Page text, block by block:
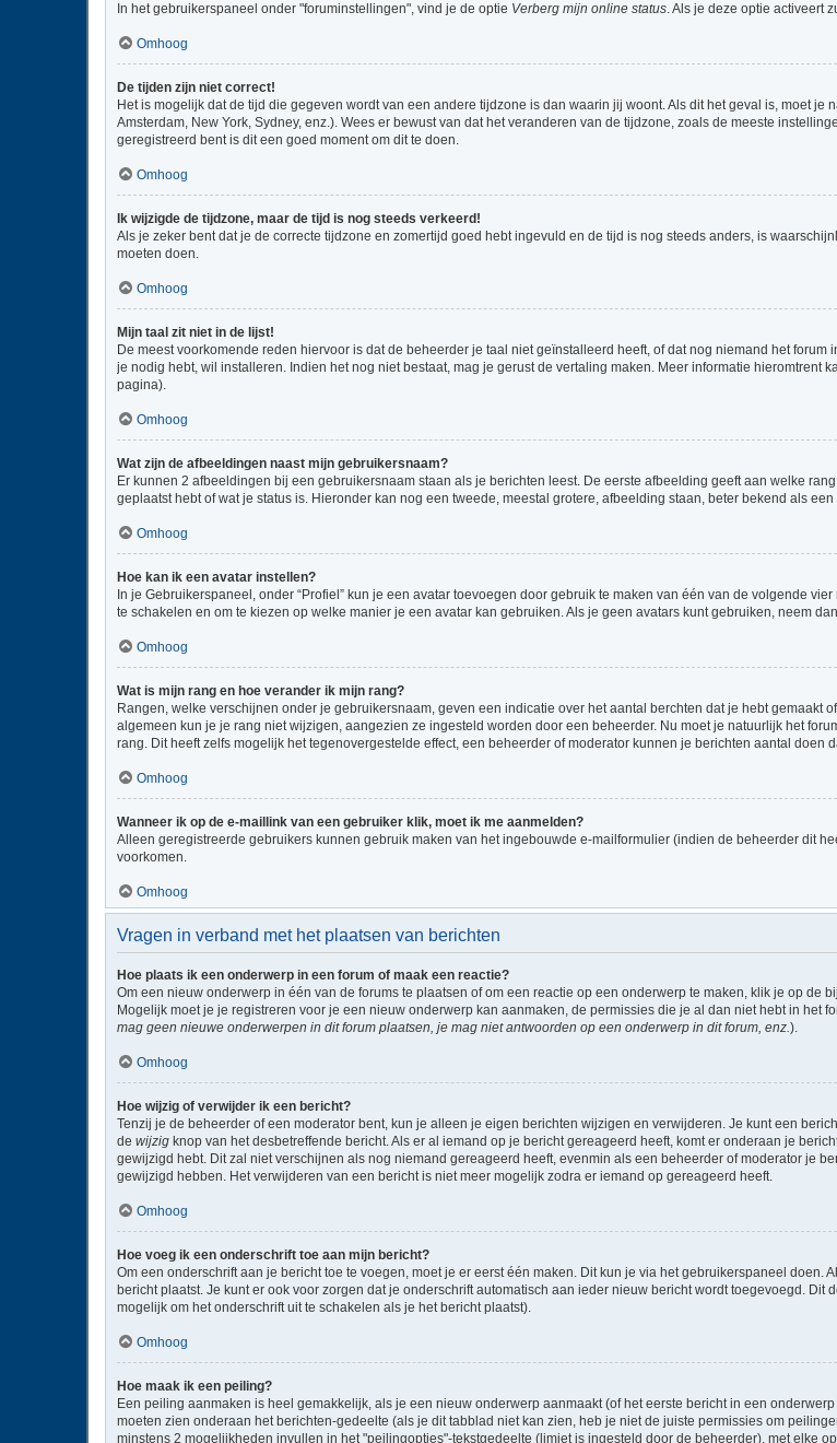
In het gebruikerspaneel onder "foruminstellingen", vind je de optie Verberg mijn online status. Als je deze optie activeert
Omhoog
De tijden zijn niet correct!
Het is mogelijk dat de tijd die gegeven wordt van een andere tijdzone is dan waarin jij woont. Als dit het geval is, moet
Amsterdam, New York, Sydney, enz.). Wees er bewust van dat het veranderen van de tijdzone, zoals de meeste
geregistreerd bent is dit een goed moment om dit te doen.
Omhoog
Ik wijzigde de tijdzone, maar de tijd is nog steeds verkeerd!
Als je zeker bent dat je de correcte tijdzone en zomertijd goed hebt ingevuld en de tijd is nog steeds anders, is
moeten doen.
Omhoog
Mijn taal zit niet in de lijst!
De meest voorkomende reden hiervoor is dat de beheerder je taal niet geïnstalleerd heeft, of dat nog niemand het
je nodig hebt, wil installeren. Indien het nog niet bestaat, mag je gerust de vertaling maken. Meer informatie
pagina).
Omhoog
Wat zijn de afbeeldingen naast mijn gebruikersnaam?
Er kunnen 2 afbeeldingen bij een gebruikersnaam staan als je berichten leest. De eerste afbeelding geeft aan welke
geplaatst hebt of wat je status is. Hieronder kan nog een tweede, meestal grotere, afbeelding staan, beter bekend als
Omhoog
Hoe kan ik een avatar instellen?
In je Gebruikerspaneel, onder “Profiel” kun je een avatar toevoegen door gebruik te maken van één van de volgende
te schakelen en om te kiezen op welke manier je een avatar kan gebruiken. Als je geen avatars kunt gebruiken, neem
Omhoog
Wat is mijn rang en hoe verander ik mijn rang?
Rangen, welke verschijnen onder je gebruikersnaam, geven een indicatie over het aantal berchten dat je hebt gemaakt
algemeen kun je je rang niet wijzigen, aangezien ze ingesteld worden door een beheerder. Nu moet je natuurlijk het
rang. Dit heeft zelfs mogelijk het tegenovergestelde effect, een beheerder of moderator kunnen je berichten aantal doen
Omhoog
Wanneer ik op de e-maillink van een gebruiker klik, moet ik me aanmelden?
Alleen geregistreerde gebruikers kunnen gebruik maken van het ingebouwde e-mailformulier (indien de beheerder dit
voorkomen.
Omhoog
Vragen in verband met het plaatsen van berichten
Hoe plaats ik een onderwerp in een forum of maak een reactie?
Om een nieuw onderwerp in één van de forums te plaatsen of om een reactie op een onderwerp te maken, klik je op
Mogelijk moet je je registreren voor je een nieuw onderwerp kan aanmaken, de permissies die je al dan niet hebt in
mag geen nieuwe onderwerpen in dit forum plaatsen, je mag niet antwoorden op een onderwerp in dit forum, enz.).
Omhoog
Hoe wijzig of verwijder ik een bericht?
Tenzij je de beheerder of een moderator bent, kun je alleen je eigen berichten wijzigen en verwijderen. Je kunt een
de wijzig knop van het desbetreffende bericht. Als er al iemand op je bericht gereageerd heeft, komt er onderaan je
gewijzigd hebt. Dit zal niet verschijnen als nog niemand gereageerd heeft, evenmin als een beheerder of moderator je
gewijzigd hebben. Het verwijderen van een bericht is niet meer mogelijk zodra er iemand op gereageerd heeft.
Omhoog
Hoe voeg ik een onderschrift toe aan mijn bericht?
Om een onderschrift aan je bericht toe te voegen, moet je er eerst één maken. Dit kun je via het gebruikerspaneel doen.
bericht plaatst. Je kunt er ook voor zorgen dat je onderschrift automatisch aan ieder nieuw bericht wordt toegevoegd.
mogelijk om het onderschrift uit te schakelen als je het bericht plaatst).
Omhoog
Hoe maak ik een peiling?
Een peiling aanmaken is heel gemakkelijk, als je een nieuw onderwerp aanmaakt (of het eerste bericht in een
moeten zien onderaan het berichten-gedeelte (als je dit tabblad niet kan zien, heb je niet de juiste permissies om
minstens 2 mogelijkheden invullen in het "peilingopties"-tekstgedeelte (limiet is ingesteld door de beheerder), met elke